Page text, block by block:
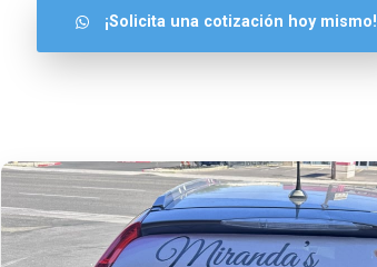
¡Solicita una cotización hoy mismo!